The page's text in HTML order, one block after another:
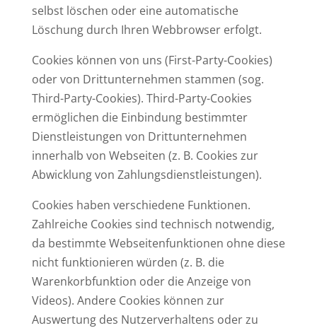
selbst löschen oder eine automatische
Löschung durch Ihren Webbrowser erfolgt.
Cookies können von uns (First-Party-Cookies)
oder von Drittunternehmen stammen (sog.
Third-Party-Cookies). Third-Party-Cookies
ermöglichen die Einbindung bestimmter
Dienstleistungen von Drittunternehmen
innerhalb von Webseiten (z. B. Cookies zur
Abwicklung von Zahlungsdienstleistungen).
Cookies haben verschiedene Funktionen.
Zahlreiche Cookies sind technisch notwendig,
da bestimmte Webseitenfunktionen ohne diese
nicht funktionieren würden (z. B. die
Warenkorbfunktion oder die Anzeige von
Videos). Andere Cookies können zur
Auswertung des Nutzerverhaltens oder zu